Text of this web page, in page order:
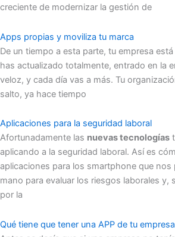
creciente de modernizar la gestión de
Apps propias y moviliza tu marca
De un tiempo a esta parte, tu empresa
has actualizado totalmente, entrado en la
veloz, y cada día vas a más. Tu
salto, ya hace tiempo
Aplicaciones para la seguridad laboral
Afortunadamente las nuevas tecnologías
aplicando a la seguridad laboral. Así es
aplicaciones para los smartphone que nos
mano para evaluar los riesgos laborales y,
por la
Qué tiene que tener una APP de tu empresa